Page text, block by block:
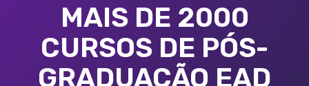
MAIS DE 2000
CURSOS DE PÓS-
GRADUAÇÃO EAD